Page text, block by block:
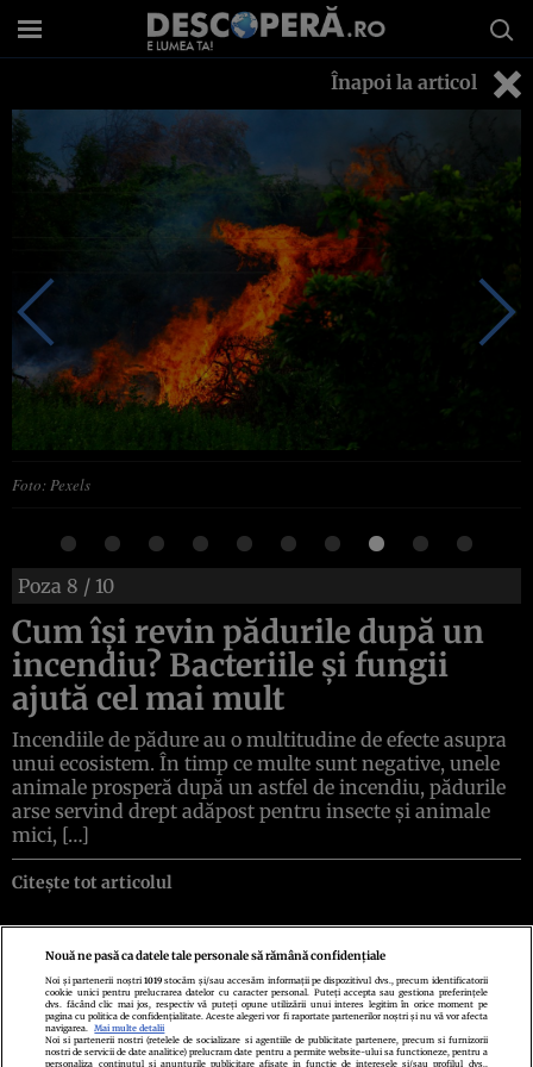
Înapoi la articol
Foto: Pexels
Poza 8 / 10
Cum își revin pădurile după un
incendiu? Bacteriile și fungii
ajută cel mai mult
Incendiile de pădure au o multitudine de efecte asupra
unui ecosistem. În timp ce multe sunt negative, unele
animale prosperă după un astfel de incendiu, pădurile
arse servind drept adăpost pentru insecte și animale
mici, […]
Citește tot articolul
Politica de confidenţialitatePolitica de cookiesTermeni şi condiţii
Echipa redacționalăContactSetări Cookies
Nouă ne pasă ca datele tale personale să rămână confidențiale
Noi și partenerii noștri1019 stocăm și/sau accesăm informații pe dispozitivul dvs., precum identificatorii
cookie unici pentru prelucrarea datelor cu caracter personal. Puteți accepta sau gestiona preferințele
dvs. făcând clic mai jos, respectiv vă puteți opune utilizării unui interes legitim în orice moment pe
pagina cu politica de confidențialitate. Aceste alegeri vor fi raportate partenerilor noștri și nu vă vor afecta
navigarea.
Mai multe detalii
Noi si partenerii nostri (retelele de socializare si agentiile de publicitate partenere, precum si furnizorii
nostri de servicii de date analitice) prelucram date pentru a permite website-ului sa functioneze, pentru a
personaliza continutul si anunturile publicitare afisate in functie de interesele si/sau profilul dvs.,